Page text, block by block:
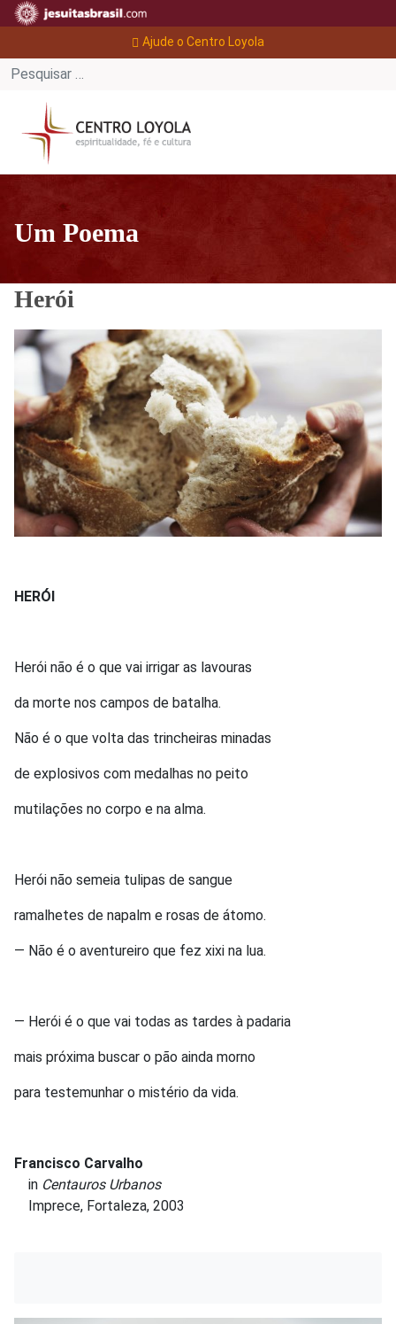
Ajude o Centro Loyola
Um Poema
Herói
HERÓI
Herói não é o que vai irrigar as lavouras
da morte nos campos de batalha.
Não é o que volta das trincheiras minadas
de explosivos com medalhas no peito
mutilações no corpo e na alma.
Herói não semeia tulipas de sangue
ramalhetes de napalm e rosas de átomo.
— Não é o aventureiro que fez xixi na lua.
— Herói é o que vai todas as tardes à padaria
mais próxima buscar o pão ainda morno
para testemunhar o mistério da vida.
Francisco Carvalho
in Centauros Urbanos
Imprece, Fortaleza, 2003